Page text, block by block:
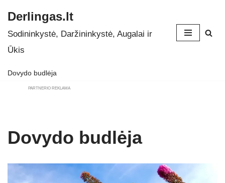
Skip
to
Derlingas.lt
Sodininkystė, Daržininkystė, Augalai ir
Ūkis
Dovydo budlėja
PARTNERIO REKLAMA
Dovydo budlėja